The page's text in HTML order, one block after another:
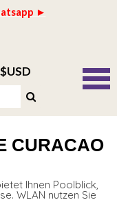
►
$USD
CURACAO
Ihnen Poolblick,
WLAN nutzen Sie